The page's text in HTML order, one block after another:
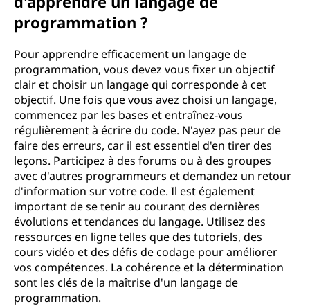
programmation ?
Pour apprendre efficacement un langage de
programmation, vous devez vous fixer un objectif
clair et choisir un langage qui corresponde à cet
objectif. Une fois que vous avez choisi un langage,
commencez par les bases et entraînez-vous
régulièrement à écrire du code. N'ayez pas peur de
faire des erreurs, car il est essentiel d'en tirer des
leçons. Participez à des forums ou à des groupes
avec d'autres programmeurs et demandez un retour
d'information sur votre code. Il est également
important de se tenir au courant des dernières
évolutions et tendances du langage. Utilisez des
ressources en ligne telles que des tutoriels, des
cours vidéo et des défis de codage pour améliorer
vos compétences. La cohérence et la détermination
sont les clés de la maîtrise d'un langage de
programmation.